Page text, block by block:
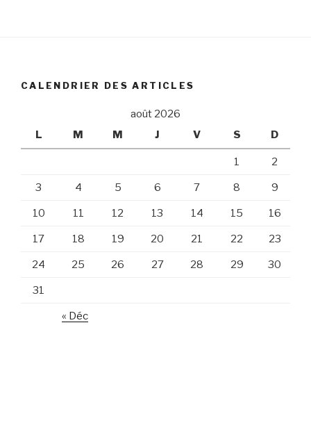
CALENDRIER DES ARTICLES
août 2026
L
M M J V S D
1 2
3 4 5 6 7 8 9
10 11 12 13 14 15 16
17 18 19 20 21 22 23
24 25 26 27 28 29 30
31
« Déc